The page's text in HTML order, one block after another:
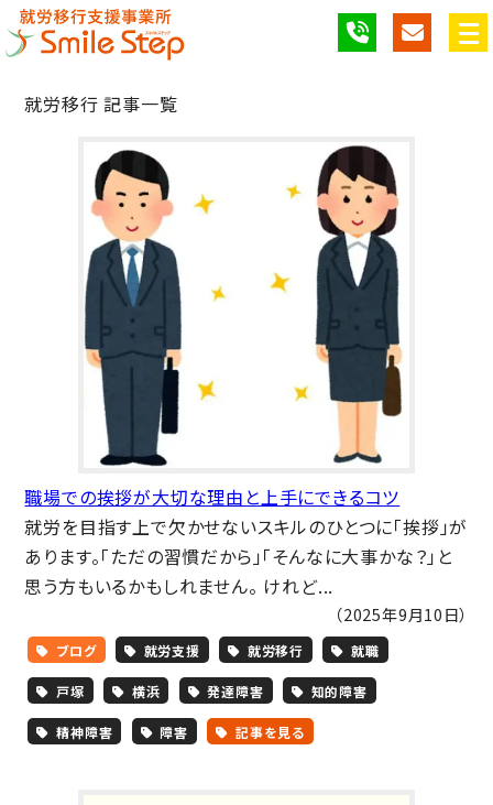
就労移行 記事一覧
職場での挨拶が大切な理由と上手にできるコツ
就労を目指す上で欠かせないスキルのひとつに「挨拶」が
あります。「ただの習慣だから」「そんなに大事かな？」と
思う方もいるかもしれません。 けれど...
（2025年9月10日）
ブログ 就労支援 就労移行 就職
戸塚 横浜 発達障害 知的障害
精神障害 障害 記事を見る